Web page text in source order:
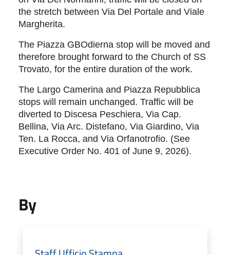
the stretch between Via Del Portale and Viale
Margherita.
The Piazza GBOdierna stop will be moved and
therefore brought forward to the Church of SS
Trovato, for the entire duration of the work.
The Largo Camerina and Piazza Repubblica
stops will remain unchanged. Traffic will be
diverted to Discesa Peschiera, Via Cap.
Bellina, Via Arc. Distefano, Via Giardino, Via
Ten. La Rocca, and Via Orfanotrofio. (See
Executive Order No. 401 of June 9, 2026).
By